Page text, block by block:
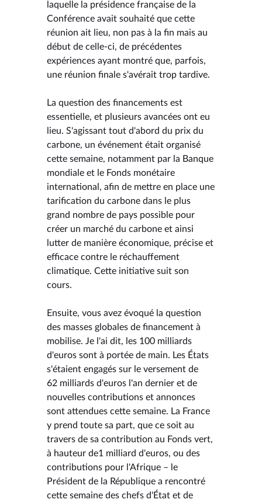
laquelle la présidence française de la
Conférence avait souhaité que cette
réunion ait lieu, non pas à la fin mais au
début de celle-ci, de précédentes
expériences ayant montré que, parfois,
une réunion finale s'avérait trop tardive.
La question des financements est
essentielle, et plusieurs avancées ont eu
lieu. S'agissant tout d'abord du prix du
carbone, un événement était organisé
cette semaine, notamment par la Banque
mondiale et le Fonds monétaire
international, afin de mettre en place une
tarification du carbone dans le plus
grand nombre de pays possible pour
créer un marché du carbone et ainsi
lutter de manière économique, précise et
efficace contre le réchauffement
climatique. Cette initiative suit son
cours.
Ensuite, vous avez évoqué la question
des masses globales de financement à
mobilise. Je l'ai dit, les 100 milliards
d'euros sont à portée de main. Les États
s'étaient engagés sur le versement de
62 milliards d'euros l'an dernier et de
nouvelles contributions et annonces
sont attendues cette semaine. La France
y prend toute sa part, que ce soit au
travers de sa contribution au Fonds vert,
à hauteur de1 milliard d'euros, ou des
contributions pour l'Afrique – le
Président de la République a rencontré
cette semaine des chefs d'État et de